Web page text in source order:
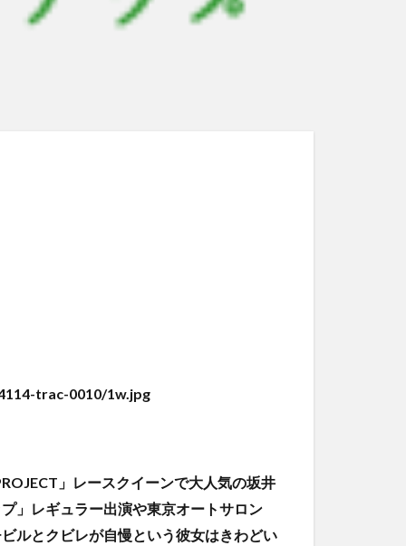
trac-0010/1w.jpg
」レースクイーンで大人気の坂井
」レギュラー出演や東京オートサロン
ルとクビレが自慢という彼女はきわどい